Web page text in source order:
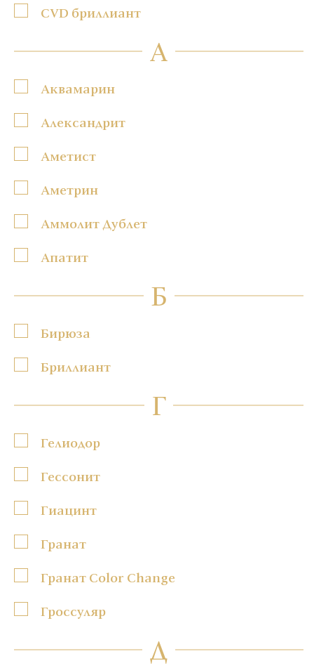
CVD бриллиант
А
Аквамарин
Александрит
Аметист
Аметрин
Аммолит Дублет
Апатит
Б
Бирюза
Бриллиант
Г
Гелиодор
Гессонит
Гиацинт
Гранат
Гранат Color Change
Гроссуляр
Д